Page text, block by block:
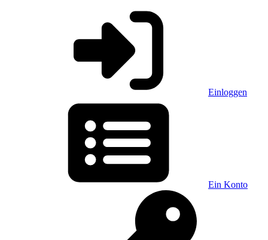
Einloggen
Ein Konto